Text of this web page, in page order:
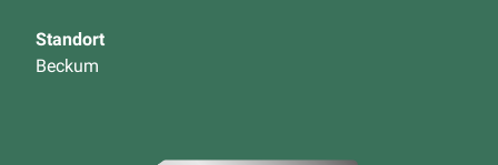
Standort
Beckum